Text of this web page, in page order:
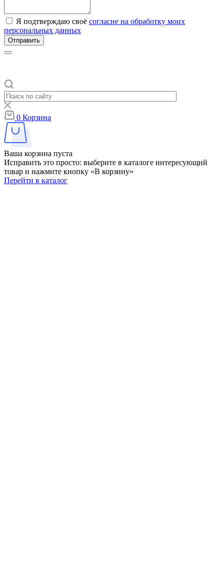
Я подтверждаю своё согласие на обработку моих
персональных данных
Отправить
0 Корзина
Ваша корзина пуста
Исправить это просто: выберите в каталоге интересующий
товар и нажмите кнопку «В корзину»
Перейти в каталог